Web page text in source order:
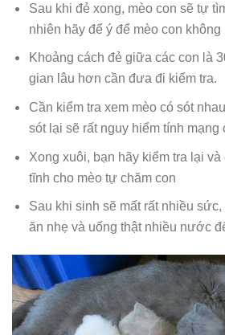
Sau khi đẻ xong, mèo con sẽ tự
nhiên hãy để ý để mèo con không
Khoảng cách đẻ giữa các con là
gian lâu hơn cần đưa đi kiểm tra.
Cần kiểm tra xem mèo có sót
sót lại sẽ rất nguy hiểm tính mạng
Xong xuôi, bạn hãy kiểm tra lại
tĩnh cho mèo tự chăm con
Sau khi sinh sẽ mất rất nhiều
ăn nhẹ và uống thật nhiều nước